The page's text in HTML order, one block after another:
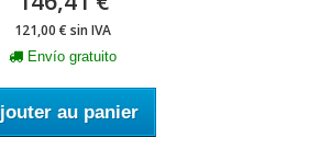
121,00 € sin IVA
Envío gratuito
au panier